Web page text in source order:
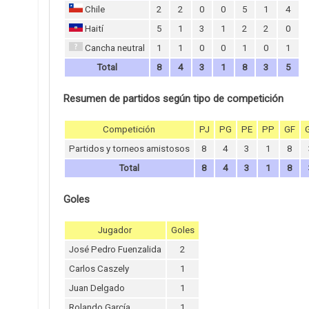
Chile
2 2 0 0 5 1
4
Haití
5 1 3 1 2 2
0
Cancha neutral
1 1 0 0 1 0
1
Total
8 4 3 1 8 3 5
Resumen de partidos según tipo de competición
Competición PJ PG PE PP GF
Partidos y torneos amistosos
8 4 3 1 8
Total
8 4 3 1 8
Goles
Jugador
Goles
José Pedro Fuenzalida
2
Carlos Caszely
1
Juan Delgado
1